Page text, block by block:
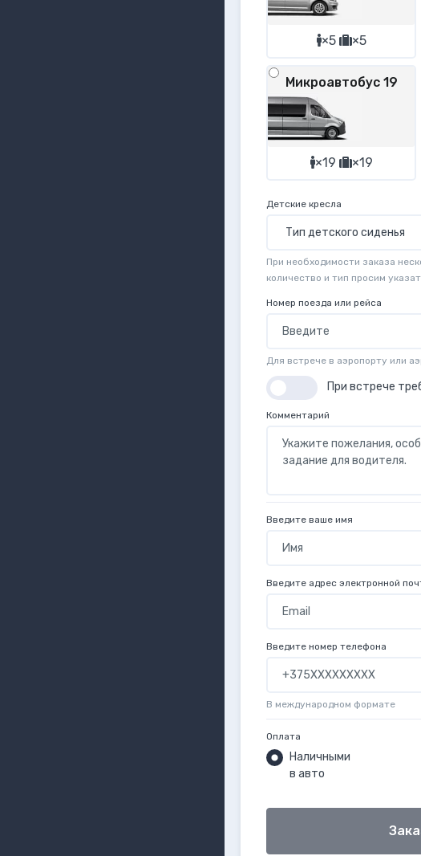
×5 ×5
Микроавтобус 19
×19 ×19
Детские кресла
При необходимости заказа
количество и тип просим
Номер поезда или рейса
Для встрече в аэропорту или
При встрече
Комментарий
Введите ваше имя
Введите адрес электронной
Введите номер телефона
В международном формате
Оплата
Наличными
в авто